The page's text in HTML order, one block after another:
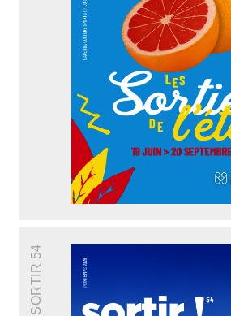
SORTIR 54
PLAN D'ACTION MUNICIPAL
ARRÊTÉS MUNICIPAUX
DÉLIBÉRATIONS